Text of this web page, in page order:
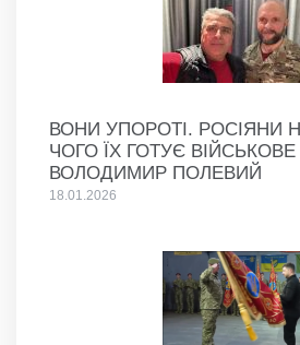
ВОНИ УПОРОТІ. РОСІЯНИ
ЧОГО ЇХ ГОТУЄ
ВОЛОДИМИР ПОЛЕВИЙ
18.01.2026